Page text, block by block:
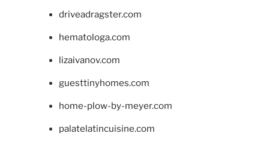
driveadragster.com
hematologa.com
lizaivanov.com
guesttinyhomes.com
home-plow-by-meyer.com
palatelatincuisine.com